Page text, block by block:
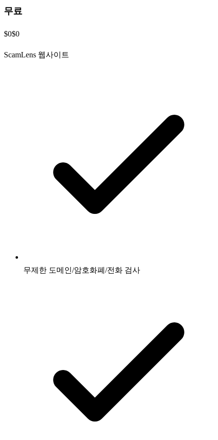
무료
$0$0
ScamLens 웹사이트
무제한 도메인/암호화폐/전화 검사